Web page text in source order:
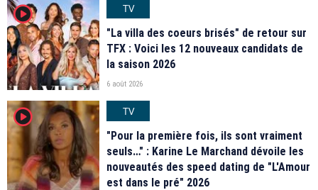
player2
TV
"La villa des coeurs brisés" de retour sur
TFX : Voici les 12 nouveaux candidats de
la saison 2026
6 août 2026
player2
TV
"Pour la première fois, ils sont vraiment
seuls…" : Karine Le Marchand dévoile les
nouveautés des speed dating de "L'Amour
est dans le pré" 2026